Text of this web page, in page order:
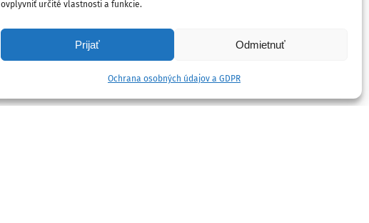
ovplyvniť určité vlastnosti a funkcie.
Prijať Odmietnuť
Ochrana osobných údajov a GDPR